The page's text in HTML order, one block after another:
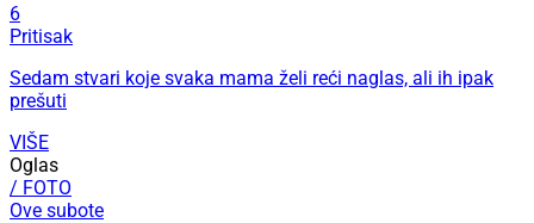
6
Pritisak
Sedam stvari koje svaka mama želi reći naglas, ali ih ipak
prešuti
VIŠE
Oglas
/ FOTO
Ove subote